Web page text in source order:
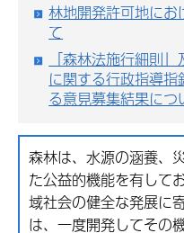
林地開発許可地に
て
「森林法施行細則
に関する行政指導
る意見募集結果につ
森林は、水源の涵養、
た公益的機能を有して
域社会の健全な発展に
は、一度開発してその